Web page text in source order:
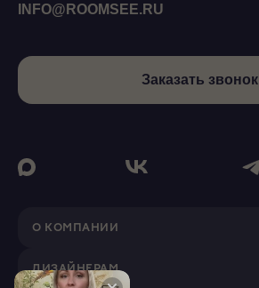
О КОМПАНИИ
ДИЗАЙНЕРАМ
INFO@ROOMSEE.RU
Заказать звонок